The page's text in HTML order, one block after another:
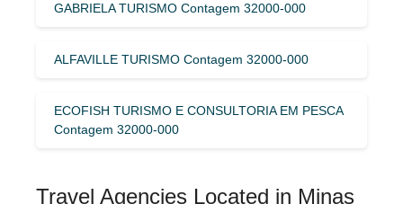
GABRIELA TURISMO Contagem 32000-000
ALFAVILLE TURISMO Contagem 32000-000
ECOFISH TURISMO E CONSULTORIA EM PESCA
Contagem 32000-000
Travel Agencies Located in Minas